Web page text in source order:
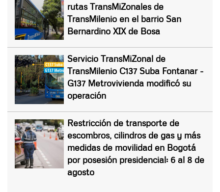
rutas TransMiZonales de
TransMilenio en el barrio San
Bernardino XIX de Bosa
Servicio TransMiZonal de
TransMilenio C137 Suba Fontanar -
G137 Metrovivienda modificó su
operación
Restricción de transporte de
escombros, cilindros de gas y más
medidas de movilidad en Bogotá
por posesión presidencial: 6 al 8 de
agosto